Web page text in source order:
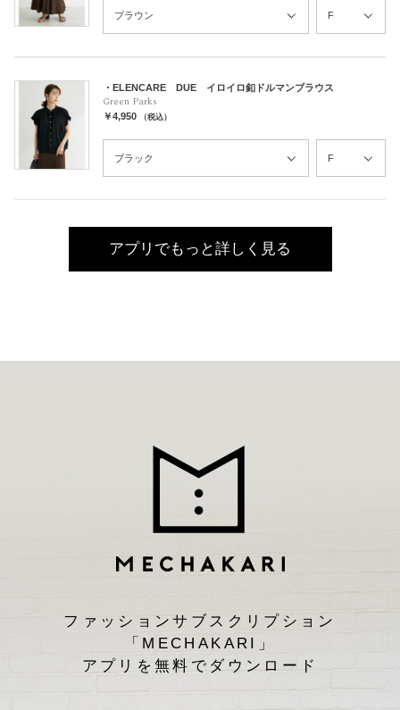
・ELENCARE DUE イロイロ釦ドルマンブラウス
Green Parks
￥4,950 （税込）
アプリでもっと詳しく見る
ファッションサブスクリプション
「MECHAKARI」
アプリを無料でダウンロード